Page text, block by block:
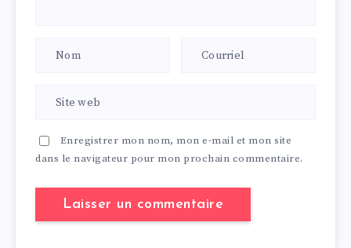
Enregistrer mon nom, mon e-mail et mon site
dans le navigateur pour mon prochain commentaire.